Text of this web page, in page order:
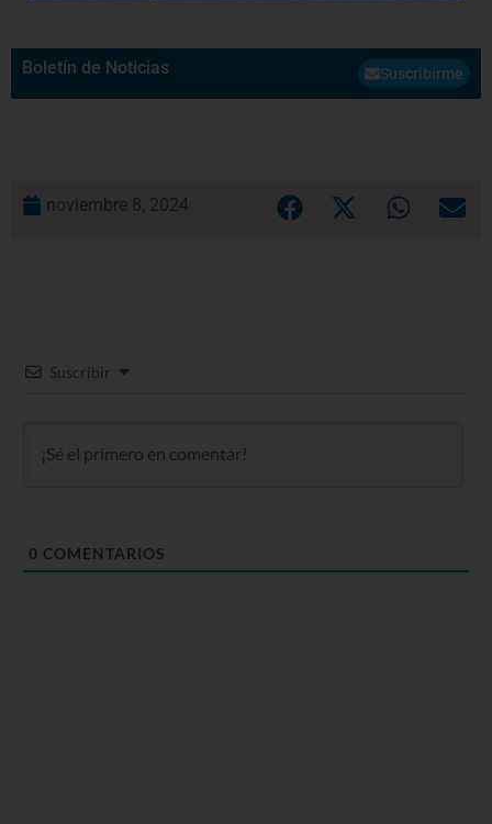
Boletín de Noticias Suscribirme
noviembre 8, 2024
Suscribir
0 COMENTARIOS